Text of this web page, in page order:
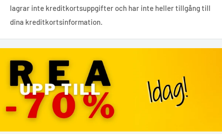
lagrar inte kreditkortsuppgifter och har inte heller tillgång till
dina kreditkortsinformation.